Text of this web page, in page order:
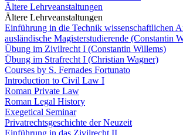
Ältere Lehrveanstaltungen
Ältere Lehrveanstaltungen
Einführung in die Technik wissenschaftlichen
ausländische Magisterstudierende (Constantin
Übung im Zivilrecht I (Constantin Willems)
Übung im Strafrecht I (Christian Wagner)
Courses by S. Fernades Fortunato
Introduction to Civil Law I
Roman Private Law
Roman Legal History
Exegetical Seminar
Privatrechtsgeschichte der Neuzeit
Einführung in das Zivilrecht II